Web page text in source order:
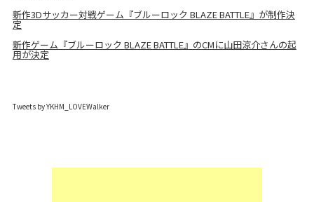
新作3Dサッカー対戦ゲーム『ブルーロック BLAZE BATTLE』が制作決
定
新作ゲーム『ブルーロック BLAZE BATTLE』のCMに山田涼介さんの起
用が決定
Tweets by YKHM_LOVEWalker